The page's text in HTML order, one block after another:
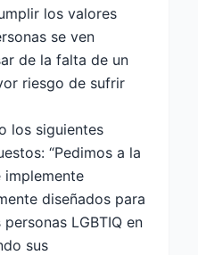
los valores
se ven
de la falta de un
riesgo de sufrir
los siguientes
“Pedimos a la
implemente
diseñados para
LGBTIQ en
sus